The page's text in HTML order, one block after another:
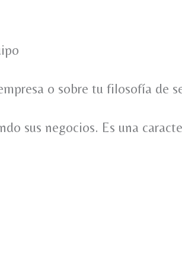
o sobre tu filosofía de
sus negocios. Es una